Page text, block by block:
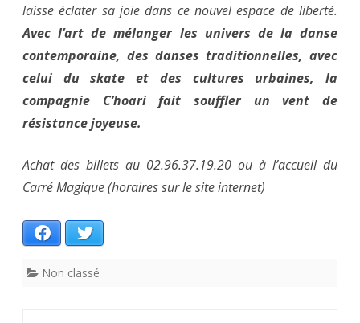
laisse éclater sa joie dans ce nouvel espace de liberté.
Avec l’art de mélanger les univers de la danse
contemporaine, des danses traditionnelles, avec
celui du skate et des cultures urbaines, la
compagnie C’hoari fait souffler un vent de
résistance joyeuse.
Achat des billets au 02.96.37.19.20 ou à l’accueil du
Carré Magique (horaires sur le site internet)
Facebook
Non classé